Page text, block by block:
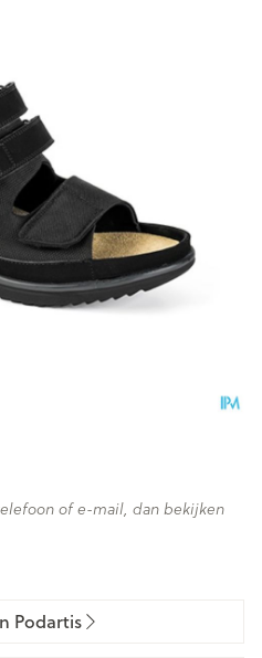
of e-mail, dan bekijken
Podartis